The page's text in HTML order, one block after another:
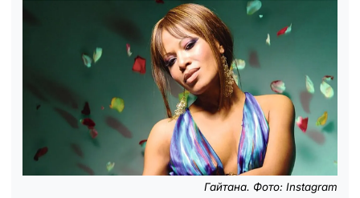
Гайтана. Фото: Instagram